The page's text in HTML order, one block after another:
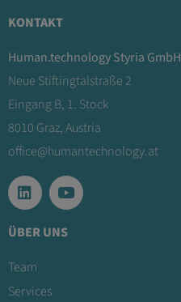
KONTAKT
Human.technology Styria GmbH
Neue Stiftingtalstraße 2
Eingang B, 1. Stock
8010 Graz, Austria
office@humantechnology.at
ÜBER UNS
Team
Services